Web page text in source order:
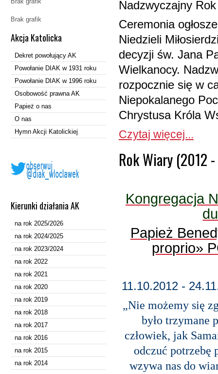
Brak grafik
Akcja Katolicka
Dekret powołujący AK
Powołanie DIAK w 1931 roku
Powołanie DIAK w 1996 roku
Osobowość prawna AK
Papież o nas
O nas
Hymn Akcji Katolickiej
Kierunki działania AK
na rok 2025/2026
na rok 2024/2025
na rok 2023/2024
na rok 2022
na rok 2021
na rok 2020
na rok 2019
na rok 2018
na rok 2017
na rok 2016
na rok 2015
na rok 2014
Nadzwyczajny
Ceremonia
Niedzieli
decyzji św. Jana
Wielkanocy.
rozpocznie się w
Niepokalanego
Chrystusa Króla
Czytaj więcej...
Rok Wiary (2012
Kongregacja
Papież
proprio»
11.10.2012 -
„Nie możemy się
było trzymane
człowiek, jak
odczuć potrzebę
wzywa nas do